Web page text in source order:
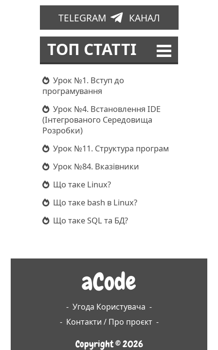
TELEGRAM КАНАЛ
ТОП СТАТТІ
Урок №1. Вступ до
програмування
Урок №4. Встановлення IDE
(Інтегрованого Середовища
Розробки)
Урок №11. Структура програм
Урок №84. Вказівники
Що таке Linux?
Що таке bash в Linux?
Що таке SQL та БД?
aCode
- Угода Користувача -
- Контакти / Про проєкт -
Copyright © 2026